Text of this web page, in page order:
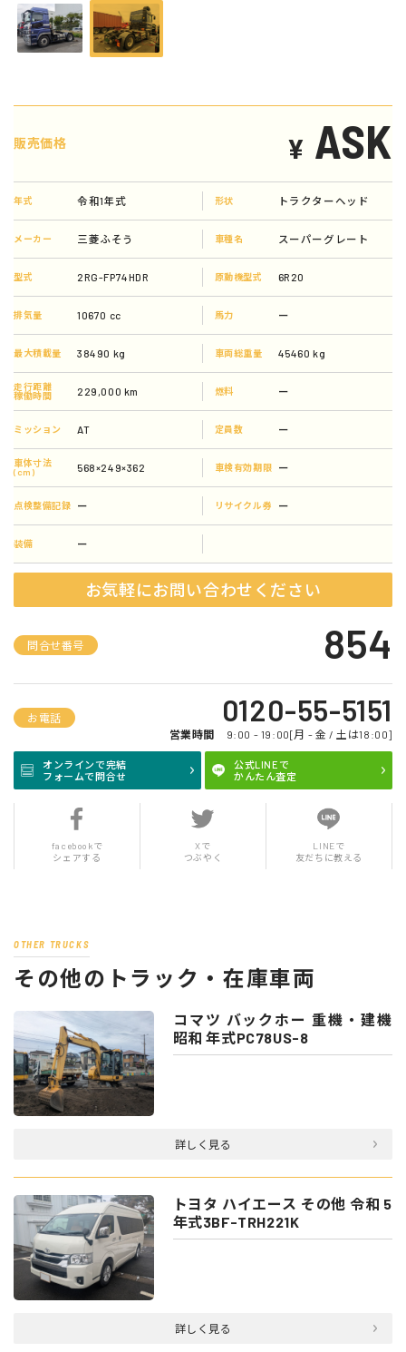
販売価格 ¥ ASK
年式 令和1年式 形状 トラクターヘッド
メーカー 三菱ふそう 車種名 スーパーグレート
型式 2RG-FP74HDR 原動機型式 6R20
排気量 10670 cc 馬力 ー
最大積載量 38490 kg 車両総重量 45460 kg
走行距離
稼働時間
229,000 km 燃料 ー
ミッション AT 定員数 ー
車体寸法
(cm)
568×249×362 車検有効期限 ー
点検整備記録 ー リサイクル券 ー
装備 ー
お気軽にお問い合わせください
問合せ番号 854
お電話 0120-55-5151
営業時間 9:00 - 19:00[月 - 金 / 土は18:00]
オンラインで完結
フォームで問合せ
公式LINEで
かんたん査定
facebookで
シェアする
Xで
つぶやく
LINEで
友だちに教える
OTHER TRUCKS
その他のトラック・在庫車両
コマツ バックホー 重機・建機
昭和 年式PC78US-8
詳しく見る
トヨタ ハイエース その他 令和 5
年式3BF-TRH221K
詳しく見る